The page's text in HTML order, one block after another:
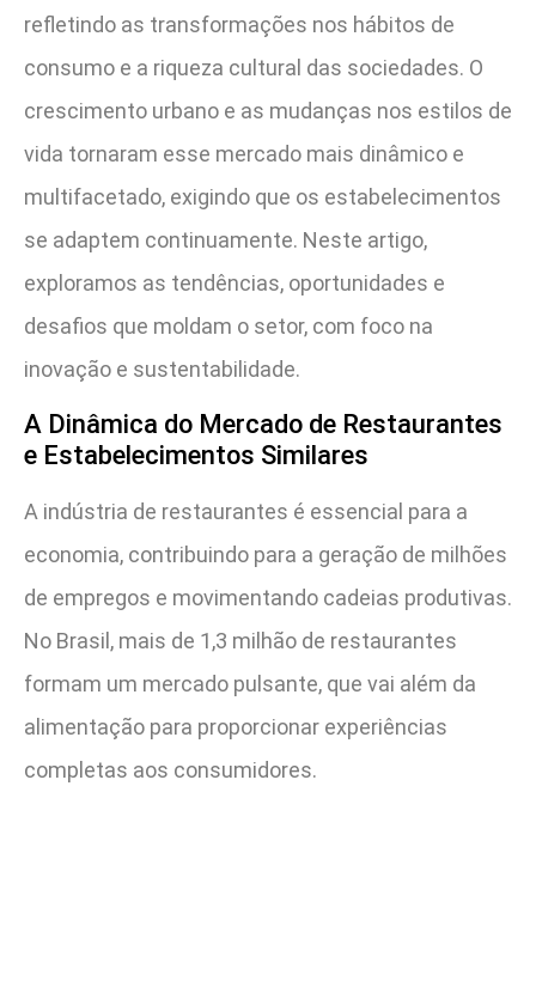
refletindo as transformações nos hábitos de
consumo e a riqueza cultural das sociedades. O
crescimento urbano e as mudanças nos estilos de
vida tornaram esse mercado mais dinâmico e
multifacetado, exigindo que os estabelecimentos
se adaptem continuamente. Neste artigo,
exploramos as tendências, oportunidades e
desafios que moldam o setor, com foco na
inovação e sustentabilidade.
A Dinâmica do Mercado de Restaurantes
e Estabelecimentos Similares
A indústria de restaurantes é essencial para a
economia, contribuindo para a geração de milhões
de empregos e movimentando cadeias produtivas.
No Brasil, mais de 1,3 milhão de restaurantes
formam um mercado pulsante, que vai além da
alimentação para proporcionar experiências
completas aos consumidores.